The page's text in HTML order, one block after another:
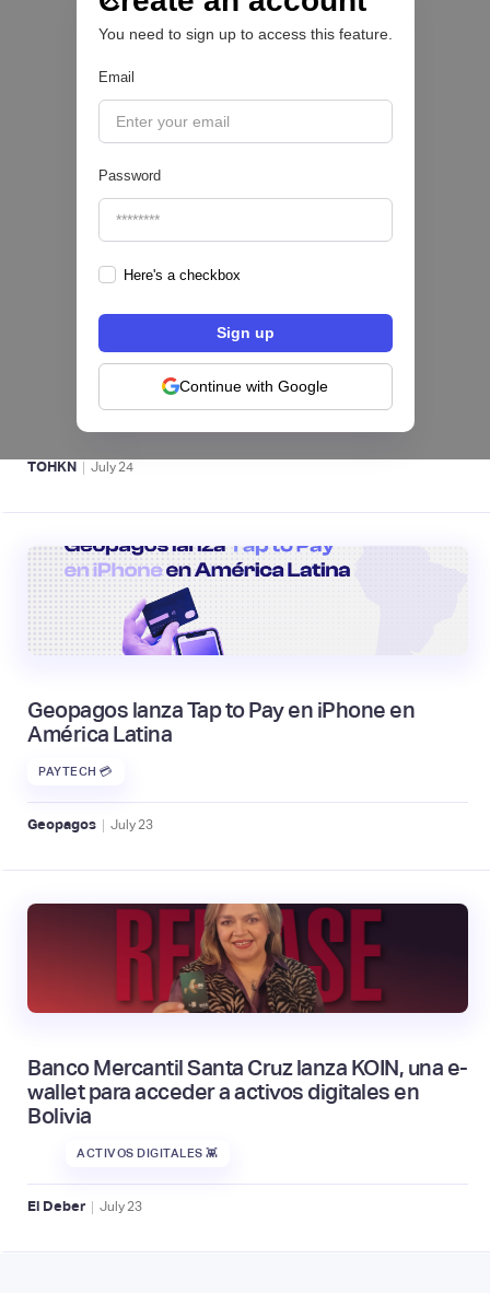
You need to sign up to access this feature.
Email
Password
Here's a checkbox
Continue with Google
BFM 👔
July 28
Fintech salvadoreña TOHKN lanza plataforma
para invertir desde US$10 en acciones de EE.
UU. y criptomonedas
ACTIVOS DIGITALES 👾
TOHKN | July 24
Geopagos lanza Tap to Pay en iPhone en
América Latina
PAYTECH 💳
Geopagos | July 23
Banco Mercantil Santa Cruz lanza KOIN, una e-
wallet para acceder a activos digitales en
Bolivia
ACTIVOS DIGITALES 👾
El Deber | July 23